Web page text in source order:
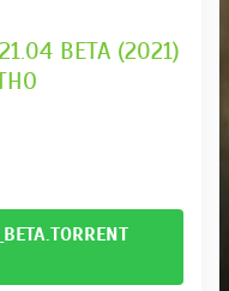
BETA (2021)